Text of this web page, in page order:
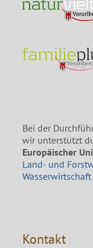
Bei der
wir unterstützt
Europäischer
Land- und
Wasserwirtschaft
Kontakt